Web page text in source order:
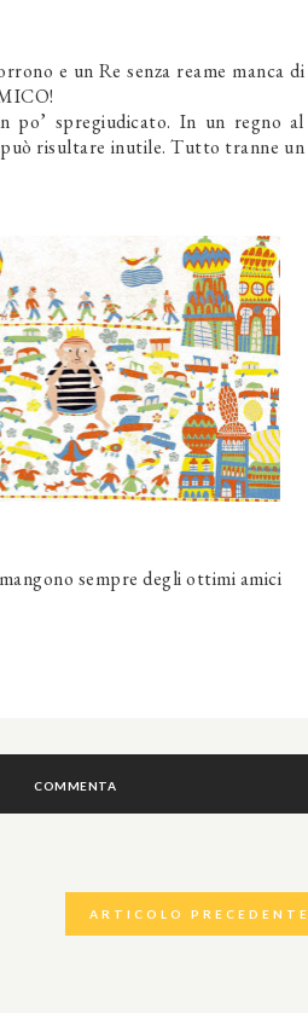
e un Re senza reame manca di
po’ spregiudicato. In un regno al
risultare inutile. Tutto tranne un
sempre degli ottimi amici
COMMENTA
ARTICOLO PRECEDENTE